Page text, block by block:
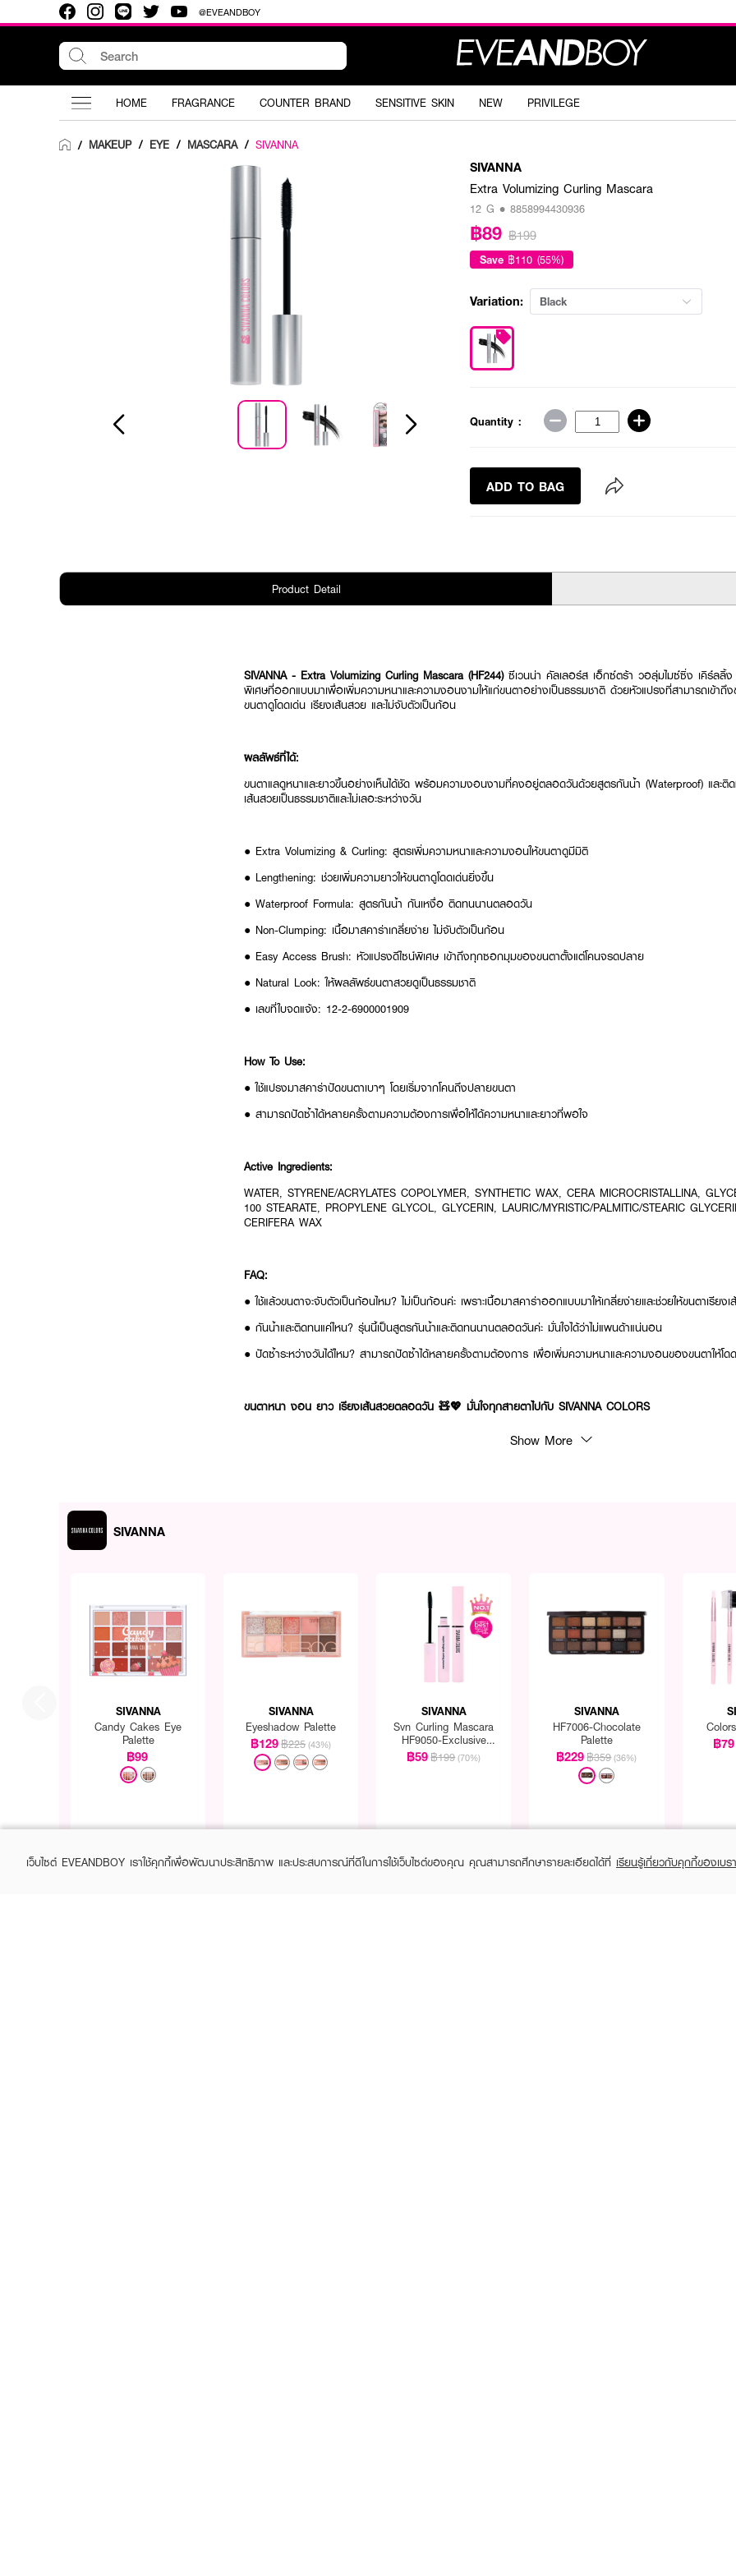
@EVEANDBOY
HOME FRAGRANCE COUNTER BRAND SENSITIVE SKIN NEW PRIVILEGE
/ MAKEUP / EYE / MASCARA / SIVANNA
SIVANNA
Extra Volumizing Curling Mascara
12 G • 8858994430936
฿89 ฿199
Save ฿110 (55%)
Variation: Black
Quantity :
ADD TO BAG
Product Detail
SIVANNA - Extra Volumizing Curling Mascara (HF244) ซีเวนน่า คัลเลอร์ส เอ็กซ์ตร้า วอลุ่มไมซ์ซิ่ง เคิร์ลลิ้
พิเศษที่ออกแบบมาเพื่อเพิ่มความหนาและความงอนงามให้แก่ขนตาอย่างเป็นธรรมชาติ ด้วยหัวแปรงที่สามารถเข้าถึ
ขนตาดูโดดเด่น เรียงเส้นสวย และไม่จับตัวเป็นก้อน
ผลลัพธ์ที่ได้:
ขนตาแลดูหนาและยาวขึ้นอย่างเห็นได้ชัด พร้อมความงอนงามที่คงอยู่ตลอดวันด้วยสูตรกันน้ำ (Waterproof) และติ
เส้นสวยเป็นธรรมชาติและไม่เลอะระหว่างวัน
● Extra Volumizing & Curling: สูตรเพิ่มความหนาและความงอนให้ขนตาดูมีมิติ
● Lengthening: ช่วยเพิ่มความยาวให้ขนตาดูโดดเด่นยิ่งขึ้น
● Waterproof Formula: สูตรกันน้ำ กันเหงื่อ ติดทนนานตลอดวัน
● Non-Clumping: เนื้อมาสคาร่าเกลี่ยง่าย ไม่จับตัวเป็นก้อน
● Easy Access Brush: หัวแปรงดีไซน์พิเศษ เข้าถึงทุกซอกมุมของขนตาตั้งแต่โคนจรดปลาย
● Natural Look: ให้ผลลัพธ์ขนตาสวยดูเป็นธรรมชาติ
● เลขที่ใบจดแจ้ง: 12-2-6900001909
How To Use:
● ใช้แปรงมาสคาร่าปัดขนตาเบาๆ โดยเริ่มจากโคนถึงปลายขนตา
● สามารถปัดซ้ำได้หลายครั้งตามความต้องการเพื่อให้ได้ความหนาและยาวที่พอใจ
Active Ingredients:
WATER, STYRENE/ACRYLATES COPOLYMER, SYNTHETIC WAX, CERA MICROCRISTALLINA,
100 STEARATE, PROPYLENE GLYCOL, GLYCERIN, LAURIC/MYRISTIC/PALMITIC/STEARIC
CERIFERA WAX
FAQ:
● ใช้แล้วขนตาจะจับตัวเป็นก้อนไหม? ไม่เป็นก้อนค่ะ เพราะเนื้อมาสคาร่าออกแบบมาให้เกลี่ยง่ายและช่วยให้ขนตาเรียง
● กันน้ำและติดทนแค่ไหน? รุ่นนี้เป็นสูตรกันน้ำและติดทนนานตลอดวันค่ะ มั่นใจได้ว่าไม่แพนด้าแน่นอน
● ปัดซ้ำระหว่างวันได้ไหม? สามารถปัดซ้ำได้หลายครั้งตามต้องการ เพื่อเพิ่มความหนาและความงอนของขนตาให้โด
ขนตาหนา งอน ยาว เรียงเส้นสวยตลอดวัน 🧸💖 มั่นใจทุกสายตาไปกับ SIVANNA COLORS
Show More
SIVANNA
SIVANNA
Candy Cakes Eye
Palette
฿99
SIVANNA
Eyeshadow Palette
฿129฿225 (43%)
SIVANNA
Svn Curling Mascara
HF9050-Exclusive
EVEANDBOY
฿59฿199 (70%)
SIVANNA
HF7006-Chocolate
Palette
฿229฿359 (36%)
฿79
เว็บไซต์ EVEANDBOY เราใช้คุกกี้เพื่อพัฒนาประสิทธิภาพ และประสบการณ์ที่ดีในการใช้เว็บไซต์ของคุณ คุณสามารถศึกษารายละเอียดได้ที่ เรียนรู้เกี่ยวกับคุกกี้ของเบร